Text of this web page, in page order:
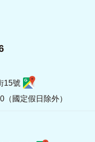
15號
國定假日除外）